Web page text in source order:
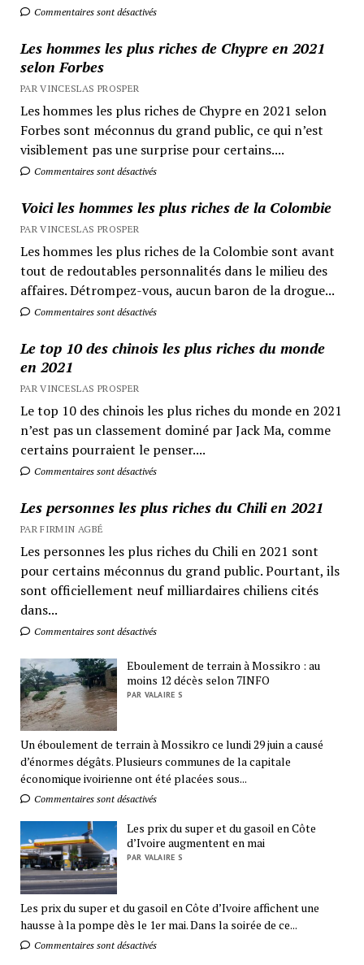
Commentaires sont désactivés
Les hommes les plus riches de Chypre en 2021
selon Forbes
PAR VINCESLAS PROSPER
Les hommes les plus riches de Chypre en 2021 selon
Forbes sont méconnus du grand public, ce qui n’est
visiblement pas une surprise pour certains....
Commentaires sont désactivés
Voici les hommes les plus riches de la Colombie
PAR VINCESLAS PROSPER
Les hommes les plus riches de la Colombie sont avant
tout de redoutables personnalités dans le milieu des
affaires. Détrompez-vous, aucun baron de la drogue...
Commentaires sont désactivés
Le top 10 des chinois les plus riches du monde
en 2021
PAR VINCESLAS PROSPER
Le top 10 des chinois les plus riches du monde en 2021
n’est pas un classement dominé par Jack Ma, comme
certains pourraient le penser....
Commentaires sont désactivés
Les personnes les plus riches du Chili en 2021
PAR FIRMIN AGBÉ
Les personnes les plus riches du Chili en 2021 sont
pour certains méconnus du grand public. Pourtant, ils
sont officiellement neuf milliardaires chiliens cités
dans...
Commentaires sont désactivés
Eboulement de terrain à Mossikro : au
moins 12 décès selon 7INFO
PAR VALAIRE S
Un éboulement de terrain à Mossikro ce lundi 29 juin a causé
d’énormes dégâts. Plusieurs communes de la capitale
économique ivoirienne ont été placées sous...
Commentaires sont désactivés
Les prix du super et du gasoil en Côte
d’Ivoire augmentent en mai
PAR VALAIRE S
Les prix du super et du gasoil en Côte d’Ivoire affichent une
hausse à la pompe dès le 1er mai. Dans la soirée de ce...
Commentaires sont désactivés